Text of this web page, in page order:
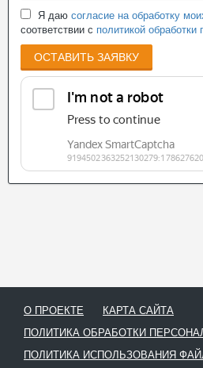
Я даю согласие на обработку
соответствии с политикой
ОСТАВИТЬ ЗАЯВКУ
О ПРОЕКТЕ
КАРТА САЙТА
ПОЛИТИКА ОБРАБОТКИ
ПОЛИТИКА ИСПОЛЬЗОВАНИЯ